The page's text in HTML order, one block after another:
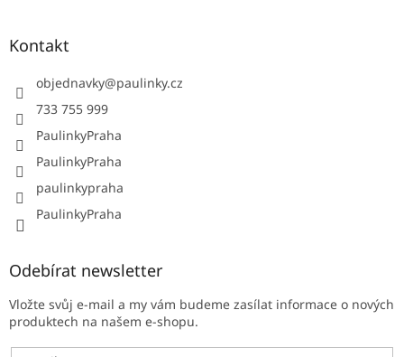
Kontakt
objednavky@paulinky.cz
733 755 999
PaulinkyPraha
PaulinkyPraha
paulinkypraha
PaulinkyPraha
Odebírat newsletter
Vložte svůj e-mail a my vám budeme zasílat informace o nových
produktech na našem e-shopu.